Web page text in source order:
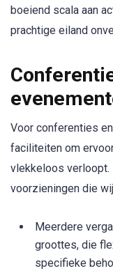
boeiend scala aan
prachtige eiland
Voor conferenties
faciliteiten om
vlekkeloos verloopt.
voorzieningen die
Meerdere
groottes, die
specifieke